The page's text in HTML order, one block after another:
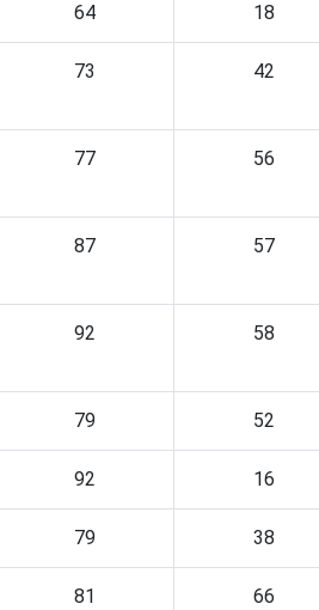
64 18
73 42
77 56
87 57
92 58
79 52
92 16
79 38
81 66